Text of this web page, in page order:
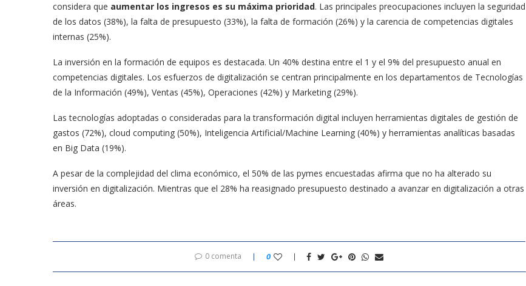
considera que aumentar los ingresos es su máxima prioridad. Las principales preocupaciones incluyen la seguridad
de los datos (38%), la falta de presupuesto (33%), la falta de formación (26%) y la carencia de competencias digitales
internas (25%).
La inversión en la formación de equipos es destacada. Un 40% destina entre el 1 y el 9% del presupuesto anual en
competencias digitales. Los esfuerzos de digitalización se centran principalmente en los departamentos de Tecnologías
de la Información (49%), Ventas (45%), Operaciones (42%) y Marketing (29%).
Las tecnologías adoptadas o consideradas para la transformación digital incluyen herramientas digitales de gestión de
gastos (72%), cloud computing (50%), Inteligencia Artificial/Machine Learning (40%) y herramientas analíticas basadas
en Big Data (19%).
A pesar de la complejidad del clima económico, el 50% de las pymes encuestadas afirma que no ha alterado su
inversión en digitalización. Mientras que el 28% ha reasignado presupuesto destinado a avanzar en digitalización a otras
áreas.
0 comenta 0